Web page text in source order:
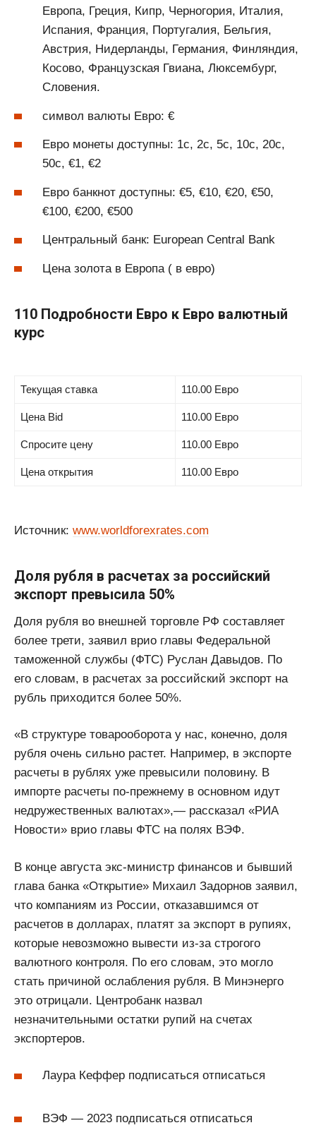
Европа, Греция, Кипр, Черногория, Италия,
Испания, Франция, Португалия, Бельгия,
Австрия, Нидерланды, Германия, Финляндия,
Косово, Французская Гвиана, Люксембург,
Словения.
символ валюты Евро: €
Евро монеты доступны: 1c, 2c, 5c, 10c, 20c,
50c, €1, €2
Евро банкнот доступны: €5, €10, €20, €50,
€100, €200, €500
Центральный банк: European Central Bank
Цена золота в Европа ( в евро)
110 Подробности Евро к Евро валютный
курс
Текущая ставка 110.00 Евро
Цена Bid 110.00 Евро
Спросите цену 110.00 Евро
Цена открытия 110.00 Евро
Источник: www.worldforexrates.com
Доля рубля в расчетах за российский
экспорт превысила 50%
Доля рубля во внешней торговле РФ составляет
более трети, заявил врио главы Федеральной
таможенной службы (ФТС) Руслан Давыдов. По
его словам, в расчетах за российский экспорт на
рубль приходится более 50%.
«В структуре товарооборота у нас, конечно, доля
рубля очень сильно растет. Например, в экспорте
расчеты в рублях уже превысили половину. В
импорте расчеты по-прежнему в основном идут
недружественных валютах»,— рассказал «РИА
Новости» врио главы ФТС на полях ВЭФ.
В конце августа экс-министр финансов и бывший
глава банка «Открытие» Михаил Задорнов заявил,
что компаниям из России, отказавшимся от
расчетов в долларах, платят за экспорт в рупиях,
которые невозможно вывести из-за строгого
валютного контроля. По его словам, это могло
стать причиной ослабления рубля. В Минэнерго
это отрицали. Центробанк назвал
незначительными остатки рупий на счетах
экспортеров.
Лаура Кеффер подписаться отписаться
ВЭФ — 2023 подписаться отписаться